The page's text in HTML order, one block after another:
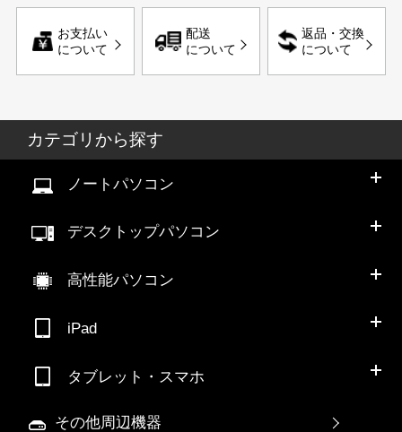
お支払い
について
配送
について
返品・交換
について
カテゴリから探す
ノートパソコン
デスクトップパソコン
高性能パソコン
iPad
タブレット・スマホ
その他周辺機器